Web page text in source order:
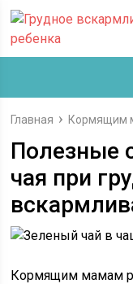
Главная Кормящим
Полезные
чая при
Кормящим мамам